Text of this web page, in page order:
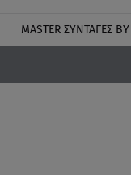
MASTER ΣΥΝΤΑΓΈΣ